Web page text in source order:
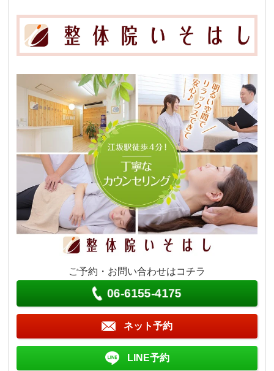
ご予約・お問い合わせはコチラ
06-6155-4175
ネット予約
LINE予約